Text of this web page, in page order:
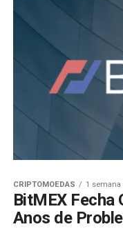
CRIPTOMOEDAS 1 semana
BitMEX Fecha
Anos de